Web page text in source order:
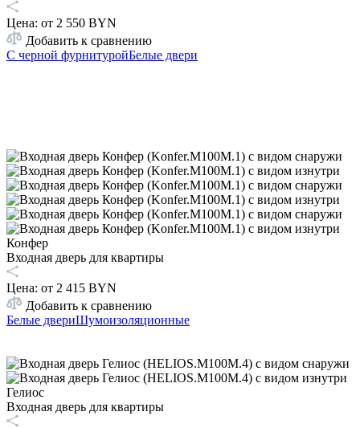
Цена: от 2 550 BYN
Добавить к сравнению
С черной фурнитуройБелые двери
Конфер
Входная дверь для квартиры
Цена: от 2 415 BYN
Добавить к сравнению
Белые двериШумоизоляционные
Гелиос
Входная дверь для квартиры